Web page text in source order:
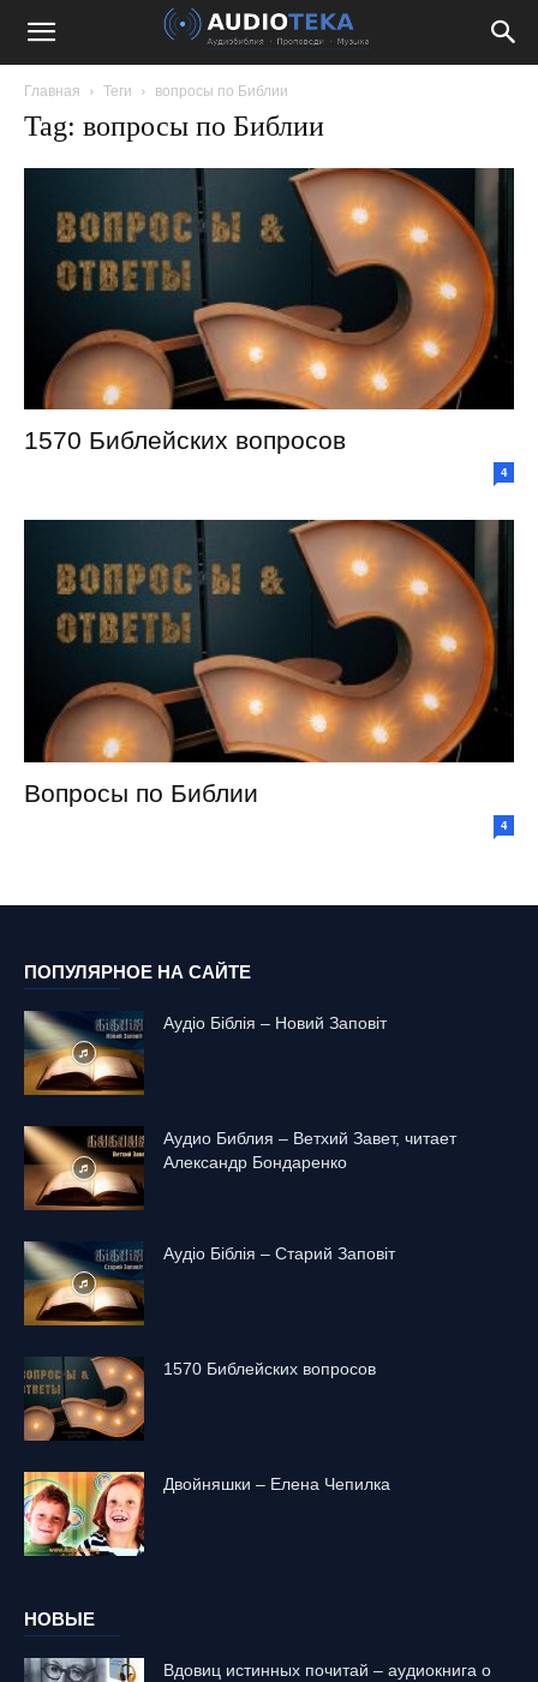
Главная Теги вопросы по Библии
Tag: вопросы по Библии
1570 Библейских вопросов
4
Вопросы по Библии
4
ПОПУЛЯРНОЕ НА САЙТЕ
Аудіо Біблія – Новий Заповіт
Аудио Библия – Ветхий Завет, читает
Александр Бондаренко
Аудіо Біблія – Старий Заповіт
1570 Библейских вопросов
Двойняшки – Елена Чепилка
НОВЫЕ
Вдовиц истинных почитай – аудиокнига о